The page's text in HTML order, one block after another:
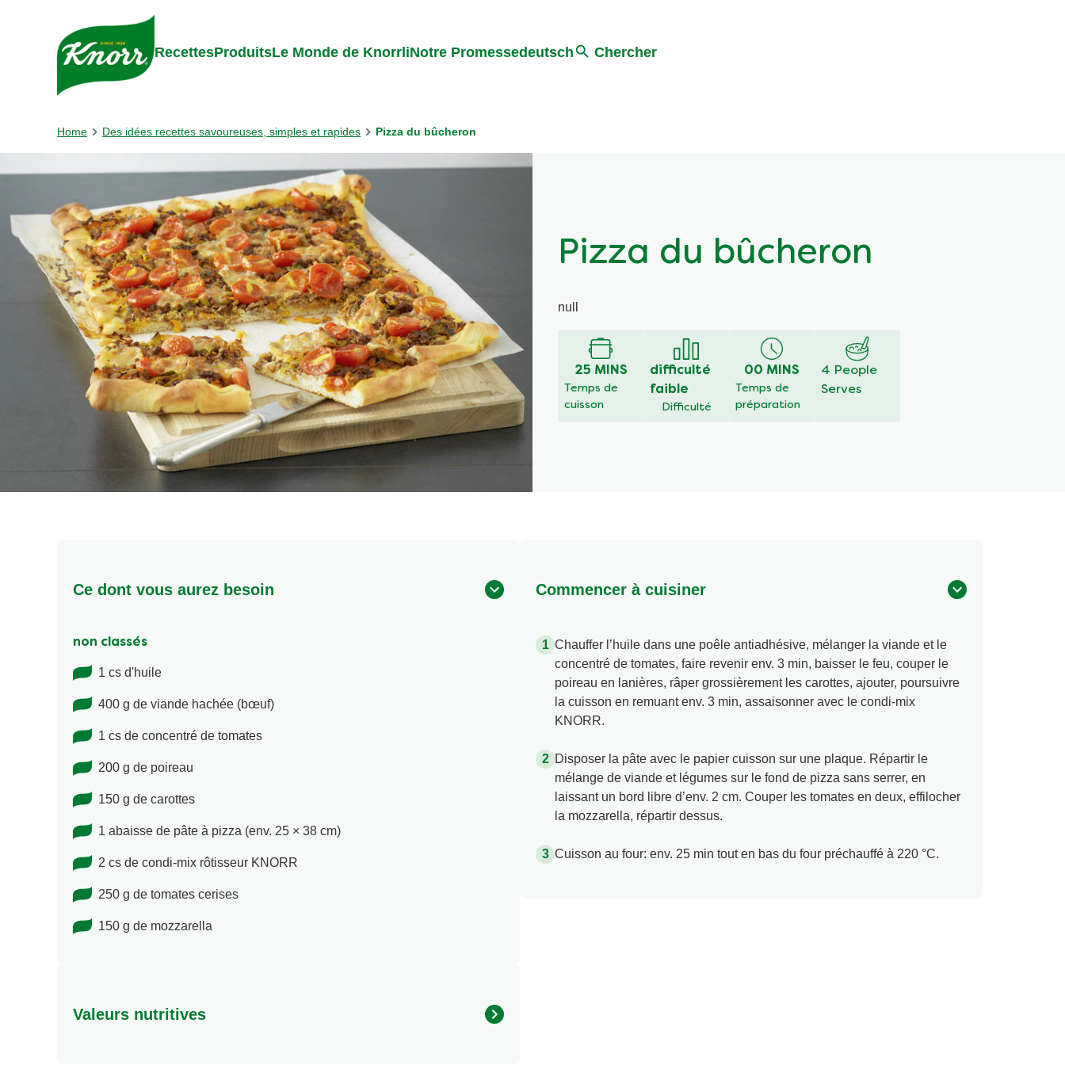
Skip to:
RecettesProduitsLe Monde de KnorrliNotre Promessedeutsch Chercher
Home Des idées recettes savoureuses, simples et rapides Pizza du bûcheron
Pizza du bûcheron
null
25 MINS
Temps de
cuisson
difficulté
faible
Difficulté
00 MINS
Temps de
préparation
4 People
Serves
Ce dont vous aurez besoin
non classés
1 cs d'huile
400 g de viande hachée (bœuf)
1 cs de concentré de tomates
200 g de poireau
150 g de carottes
1 abaisse de pâte à pizza (env. 25 × 38 cm)
2 cs de condi-mix rôtisseur KNORR
250 g de tomates cerises
150 g de mozzarella
Commencer à cuisiner
Chauffer l’huile dans une poêle antiadhésive, mélanger la viande et le
concentré de tomates, faire revenir env. 3 min, baisser le feu, couper le
poireau en lanières, râper grossièrement les carottes, ajouter, poursuivre
la cuisson en remuant env. 3 min, assaisonner avec le condi-mix
KNORR.
Disposer la pâte avec le papier cuisson sur une plaque. Répartir le
mélange de viande et légumes sur le fond de pizza sans serrer, en
laissant un bord libre d’env. 2 cm. Couper les tomates en deux, effilocher
la mozzarella, répartir dessus.
Cuisson au four: env. 25 min tout en bas du four préchauffé à 220 °C.
Valeurs nutritives